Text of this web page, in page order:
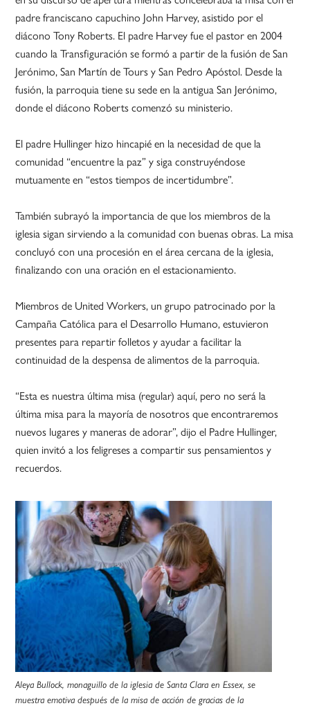
padre franciscano capuchino John Harvey, asistido por el
diácono Tony Roberts. El padre Harvey fue el pastor en 2004
cuando la Transfiguración se formó a partir de la fusión de San
Jerónimo, San Martín de Tours y San Pedro Apóstol. Desde la
fusión, la parroquia tiene su sede en la antigua San Jerónimo,
donde el diácono Roberts comenzó su ministerio.
El padre Hullinger hizo hincapié en la necesidad de que la
comunidad “encuentre la paz” y siga construyéndose
mutuamente en “estos tiempos de incertidumbre”.
También subrayó la importancia de que los miembros de la
iglesia sigan sirviendo a la comunidad con buenas obras. La misa
concluyó con una procesión en el área cercana de la iglesia,
finalizando con una oración en el estacionamiento.
Miembros de United Workers, un grupo patrocinado por la
Campaña Católica para el Desarrollo Humano, estuvieron
presentes para repartir folletos y ayudar a facilitar la
continuidad de la despensa de alimentos de la parroquia.
“Esta es nuestra última misa (regular) aquí, pero no será la
última misa para la mayoría de nosotros que encontraremos
nuevos lugares y maneras de adorar”, dijo el Padre Hullinger,
quien invitó a los feligreses a compartir sus pensamientos y
recuerdos.
Aleya Bullock, monaguillo de la iglesia de Santa Clara en Essex, se
muestra emotiva después de la misa de acción de gracias de la